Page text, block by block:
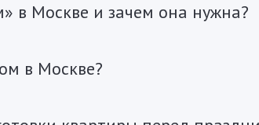
в Москве и зачем она нужна?
в Москве?